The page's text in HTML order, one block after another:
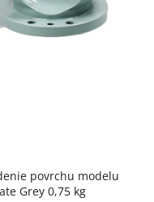
povrchu modelu
Grey 0,75 kg